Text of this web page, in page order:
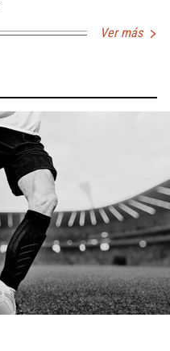
Ver más